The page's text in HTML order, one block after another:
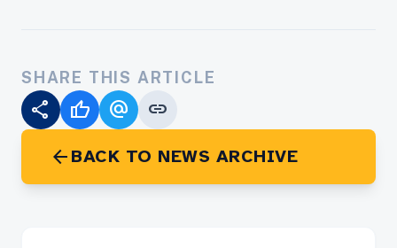
SHARE THIS ARTICLE
share thumb_up alternate_email
link
arrow_back BACK TO NEWS ARCHIVE